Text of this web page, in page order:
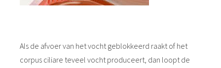
Als de afvoer van het vocht geblokkeerd raakt of het
corpus ciliare teveel vocht produceert, dan loopt de